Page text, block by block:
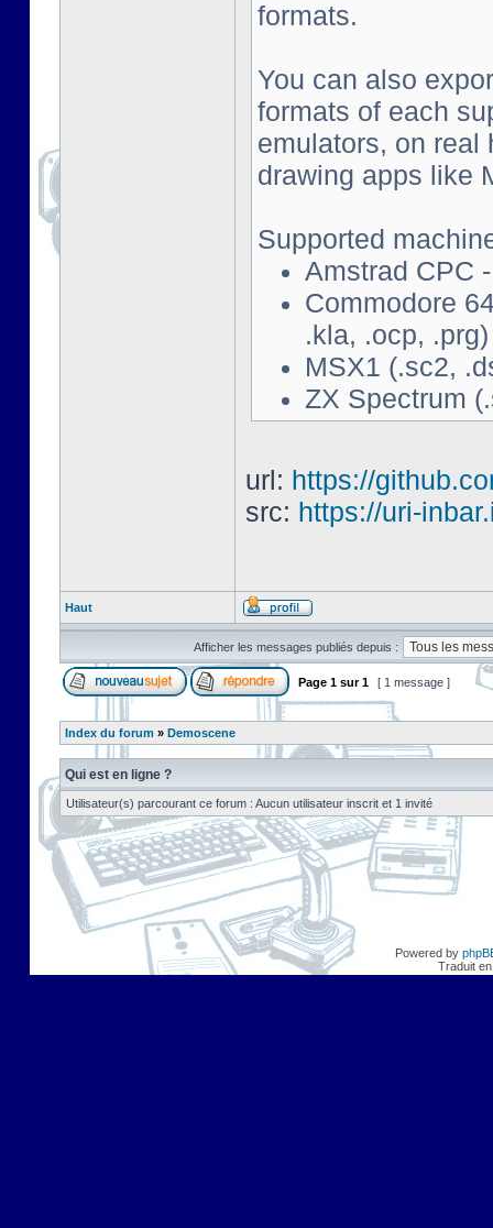
formats.
You can also
formats of each
emulators, on real
drawing apps like
Supported
Amstrad CPC
Commodore
.kla, .ocp, .prg)
MSX1 (.sc2,
ZX Spectrum
url: https://
src: https://uri-
Haut
Afficher les messages publiés depuis :
Page 1 sur1 [ 1 message ]
Index du forum » Demoscene
Qui est en ligne ?
Utilisateur(s) parcourant ce forum : Aucun utilisateur inscrit et 1 invité
Powered by
Traduit